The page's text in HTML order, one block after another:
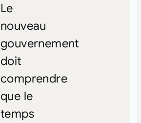
Le
nouveau
gouvernement
doit
comprendre
que le
temps